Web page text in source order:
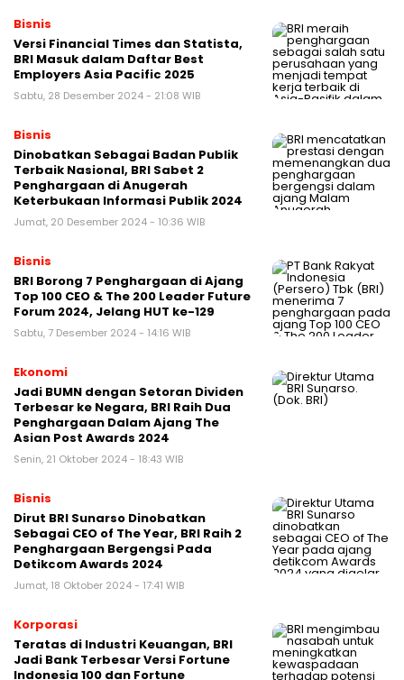
Bisnis
Versi Financial Times dan Statista,
BRI Masuk dalam Daftar Best
Employers Asia Pacific 2025
Sabtu, 28 Desember 2024 - 21:08 WIB
Bisnis
Dinobatkan Sebagai Badan Publik
Terbaik Nasional, BRI Sabet 2
Penghargaan di Anugerah
Keterbukaan Informasi Publik 2024
Jumat, 20 Desember 2024 - 10:36 WIB
Bisnis
BRI Borong 7 Penghargaan di Ajang
Top 100 CEO & The 200 Leader Future
Forum 2024, Jelang HUT ke-129
Sabtu, 7 Desember 2024 - 14:16 WIB
Ekonomi
Jadi BUMN dengan Setoran Dividen
Terbesar ke Negara, BRI Raih Dua
Penghargaan Dalam Ajang The
Asian Post Awards 2024
Senin, 21 Oktober 2024 - 18:43 WIB
Bisnis
Dirut BRI Sunarso Dinobatkan
Sebagai CEO of The Year, BRI Raih 2
Penghargaan Bergengsi Pada
Detikcom Awards 2024
Jumat, 18 Oktober 2024 - 17:41 WIB
Korporasi
Teratas di Industri Keuangan, BRI
Jadi Bank Terbesar Versi Fortune
Indonesia 100 dan Fortune